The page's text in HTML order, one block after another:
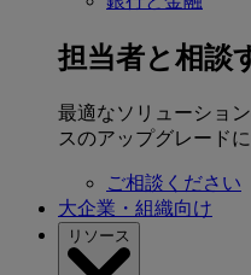
担当者と相談
最適なソリューショ
スのアップグレード
ご相談ください
大企業・組織向け
リソース